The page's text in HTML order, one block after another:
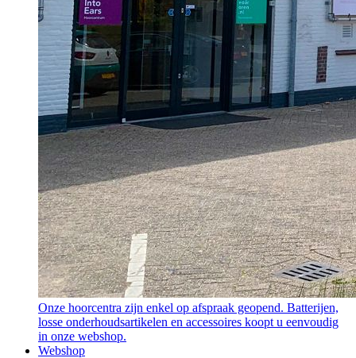
Onze hoorcentra zijn enkel op afspraak geopend. Batterijen,
losse onderhoudsartikelen en accessoires koopt u eenvoudig
in onze webshop.
Webshop